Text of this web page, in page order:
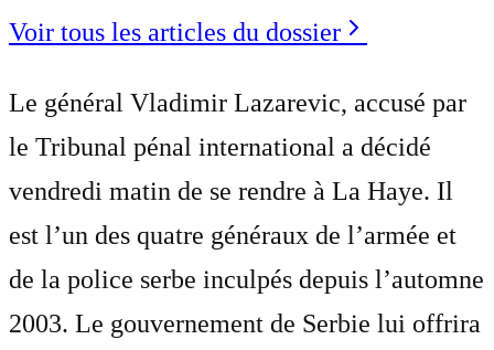
Voir tous les articles du dossier
Le général Vladimir Lazarevic, accusé par
le Tribunal pénal international a décidé
vendredi matin de se rendre à La Haye. Il
est l’un des quatre généraux de l’armée et
de la police serbe inculpés depuis l’automne
2003. Le gouvernement de Serbie lui offrira